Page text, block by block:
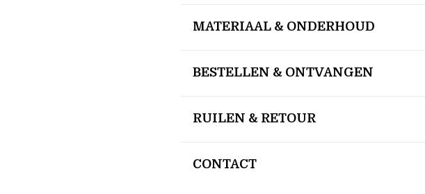
MATERIAAL & ONDERHOUD
BESTELLEN & ONTVANGEN
RUILEN & RETOUR
CONTACT